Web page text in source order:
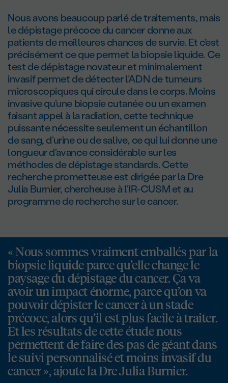
Nous avons beaucoup parlé de traitements, mais
le dépistage précoce du cancer donne aux
patients de meilleures chances de survie. Et c’est
précisément ce que permet la biopsie liquide. Ce
test de dépistage novateur et minimalement
invasif permet de détecter l’ADN de tumeurs
microscopiques qui circule dans le corps. Moins
invasive qu’une biopsie cutanée ou un examen
faisant appel à la radiation, cette technique
puissante nécessite seulement un échantillon
de sang, d’urine ou de salive, ce qui lui donne une
longueur d’avance considérable sur les
méthodes de dépistage standards. Cette
recherche prometteuse est dirigée par la Dre
Julia Burnier, chercheuse à l’IR‑CUSM et au
programme de recherche sur le cancer.
« Nous sommes vraiment emballés par la
biopsie liquide parce qu’elle change le
paysage du dépistage du cancer. Ça va
avoir un impact énorme, parce qu’on va
pouvoir dépister le cancer à un stade
précoce, alors qu’il est plus facile à traiter.
Et les résultats de cette étude nous
permettent de faire des pas de géant dans
le suivi personnalisé et moins invasif du
cancer », ajoute la Dre Julia Burnier.